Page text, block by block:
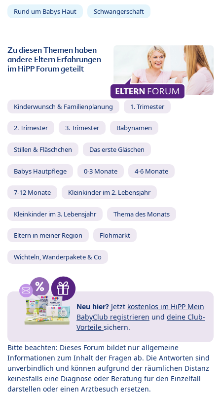
Rund um Babys Haut Schwangerschaft
Zu diesen Themen haben
andere Eltern Erfahrungen
im HiPP Forum geteilt
Kinderwunsch & Familienplanung 1. Trimester
2. Trimester 3. Trimester Babynamen
Stillen & Fläschchen Das erste Gläschen
Babys Hautpflege 0-3 Monate 4-6 Monate
7-12 Monate Kleinkinder im 2. Lebensjahr
Kleinkinder im 3. Lebensjahr Thema des Monats
Eltern in meiner Region Flohmarkt
Wichteln, Wanderpakete & Co
Neu hier? Jetzt kostenlos im HiPP Mein
BabyClub registrieren und deine Club-
Vorteile sichern.
Bitte beachten: Dieses Forum bildet nur allgemeine
Informationen zum Inhalt der Fragen ab. Die Antworten sind
unverbindlich und können aufgrund der räumlichen Distanz
keinesfalls eine Diagnose oder Beratung für den Einzelfall
darstellen oder einen Arztbesuch ersetzen.